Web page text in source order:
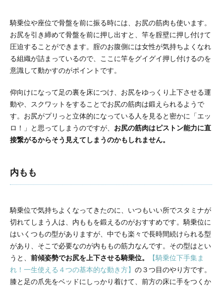
騎乗位や座位で骨盤を前に振る時には、お尻の筋肉も使います。
お尻を引き締めて骨盤を前に押し出すと、竿を腟壁に押し付けて
圧迫することができます。腟のお腹側には女性が気持ちよくなれ
る組織が詰まっているので、ここに竿をグイグイ押し付けるのを
意識して動かすのがポイントです。
仰向けになって足の裏を床につけ、お尻をゆっくり上下させる運
動や、スクワットをすることでお尻の筋肉は鍛えられるようで
す。お尻がプリっと立体的になっている人を見ると密かに「エッ
ロ！」と思ってしまうのですが、 お尻の筋肉はピストン能力に直
接繋がるからそう見えてしまうのかもしれません。
内もも
騎乗位で気持ちよくなってきたのに、いつもいい所でスタミナが
切れてしまう人は、内ももを鍛えるのがおすすめです。騎乗位に
はいくつもの型がありますが、中でも楽々で長時間続けられる型
があり、そこで必要なのが内ももの筋力なんです。その型はとい
うと、 前傾姿勢でお尻を上下させる騎乗位。
【騎乗位下手集ま
れ！一生使える４つの基本的な動き方】 の３つ目のやり方です。
膝と足の爪先をベッドにしっかり着けて、前方の床に手をつくか